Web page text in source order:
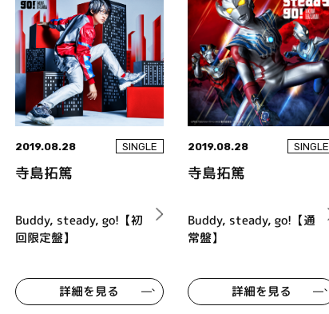
2019.08.28 SINGLE
寺島拓篤
Buddy, steady, go!【初
回限定盤】
詳細を見る
2019.08.28 SINGLE
寺島拓篤
Buddy, steady, go!【通
常盤】
詳細を見る